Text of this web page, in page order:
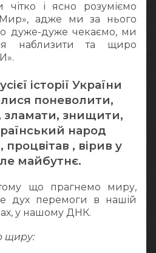
і ясно розуміємо
адже ми за нього
дуже-дуже чекаємо, ми
наблизити та щиро
історії України
поневолити,
зламати, знищити,
народ
процвітав , вірив у
майбутнє.
що прагнемо миру,
дух перемоги в нашій
у нашому ДНК.
щиру: